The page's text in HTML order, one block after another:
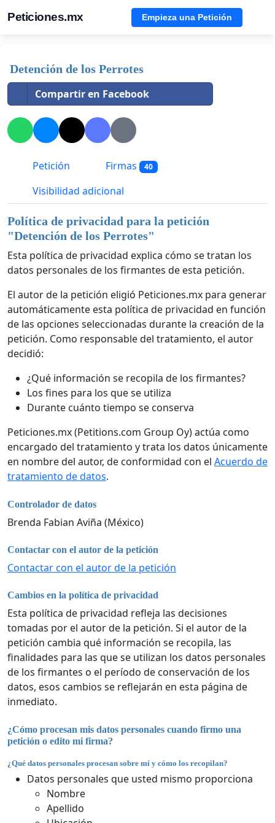
Peticiones.mx Empieza una Petición
Detención de los Perrotes
Compartir en Facebook
Petición Firmas 40
Visibilidad adicional
Política de privacidad para la petición
"Detención de los Perrotes"
Esta política de privacidad explica cómo se tratan los
datos personales de los firmantes de esta petición.
El autor de la petición eligió Peticiones.mx para generar
automáticamente esta política de privacidad en función
de las opciones seleccionadas durante la creación de la
petición. Como responsable del tratamiento, el autor
decidió:
¿Qué información se recopila de los firmantes?
Los fines para los que se utiliza
Durante cuánto tiempo se conserva
Peticiones.mx (Petitions.com Group Oy) actúa como
encargado del tratamiento y trata los datos únicamente
en nombre del autor, de conformidad con el Acuerdo de
tratamiento de datos.
Controlador de datos
Brenda Fabian Aviña (México)
Contactar con el autor de la petición
Contactar con el autor de la petición
Cambios en la política de privacidad
Esta política de privacidad refleja las decisiones
tomadas por el autor de la petición. Si el autor de la
petición cambia qué información se recopila, las
finalidades para las que se utilizan los datos personales
de los firmantes o el período de conservación de los
datos, esos cambios se reflejarán en esta página de
inmediato.
¿Cómo procesan mis datos personales cuando firmo una
petición o edito mi firma?
¿Qué datos personales procesan sobre mí y cómo los recopilan?
Datos personales que usted mismo proporciona
Nombre
Apellido